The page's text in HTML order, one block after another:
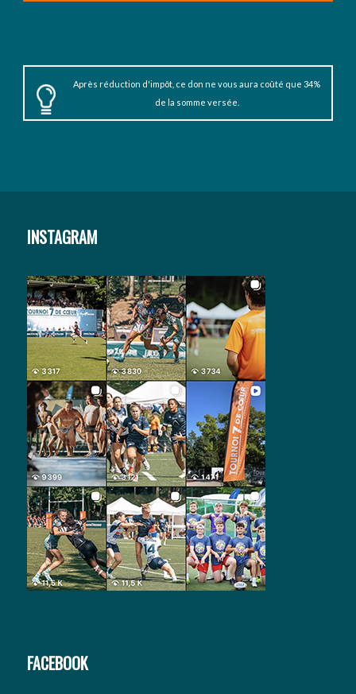
Après réduction d'impôt, ce don ne vous aura coûté que 34%
de la somme versée.
INSTAGRAM
FACEBOOK